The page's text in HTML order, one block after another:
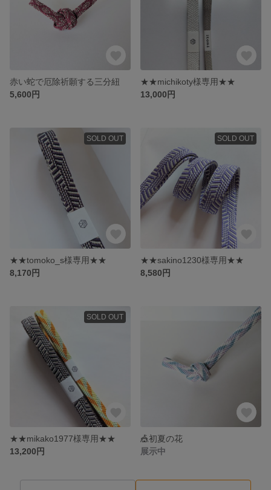
赤い蛇で厄除祈願する三分紐
5,600円
★★michikoty様専用★★
13,000円
SOLD OUT
★★tomoko_s様専用★★
8,170円
SOLD OUT
★★sakino1230様専用★★
8,580円
SOLD OUT
★★mikako1977様専用★★
13,200円
🎪初夏の花
展示中